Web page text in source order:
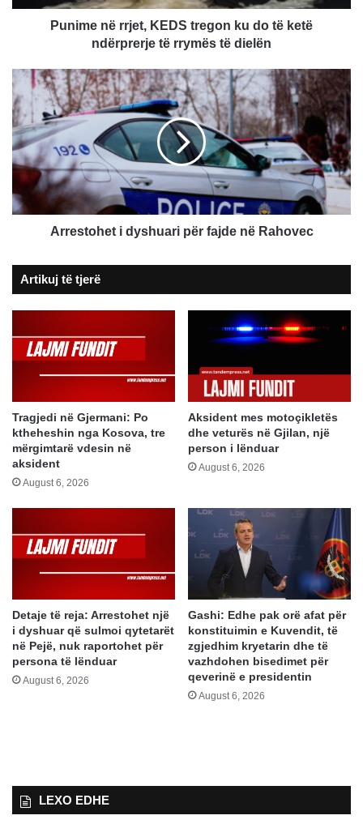
ketë
ndërprerje
dielën
Punime në rrjet, KEDS tregon ku do të ketë
ndërprerje të rrymës të dielën
Arrestohet
i
dyshuari
për
fajde
në
Rahovec
Arrestohet i dyshuari për fajde në Rahovec
Artikuj të tjerë
Tragjedi në Gjermani: Po
ktheheshin nga Kosova, tre
mërgimtarë vdesin në
aksident
August 6, 2026
Aksident mes motoçikletës
dhe veturës në Gjilan, një
person i lënduar
August 6, 2026
Detaje të reja: Arrestohet një
i dyshuar që sulmoi qytetarët
në Pejë, nuk raportohet për
persona të lënduar
August 6, 2026
Gashi: Edhe pak orë afat për
konstituimin e Kuvendit, të
zgjedhim kryetarin dhe të
vazhdohen bisedimet për
qeverinë e presidentin
August 6, 2026
LEXO EDHE